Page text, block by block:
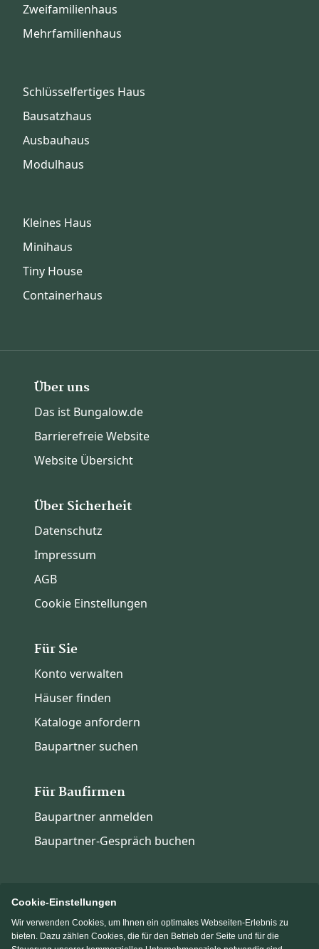
Zweifamilienhaus
Mehrfamilienhaus
Schlüsselfertiges Haus
Bausatzhaus
Ausbauhaus
Modulhaus
Kleines Haus
Minihaus
Tiny House
Containerhaus
Über uns
Das ist Bungalow.de
Barrierefreie Website
Website Übersicht
Über Sicherheit
Datenschutz
Impressum
AGB
Cookie Einstellungen
Für Sie
Konto verwalten
Häuser finden
Kataloge anfordern
Baupartner suchen
Für Baufirmen
Baupartner anmelden
Baupartner-Gespräch buchen
Immowelt.de Bauen.de
Cookie-Einstellungen
Wir verwenden Cookies, um Ihnen ein optimales Webseiten-Erlebnis zu
bieten. Dazu zählen Cookies, die für den Betrieb der Seite und für die